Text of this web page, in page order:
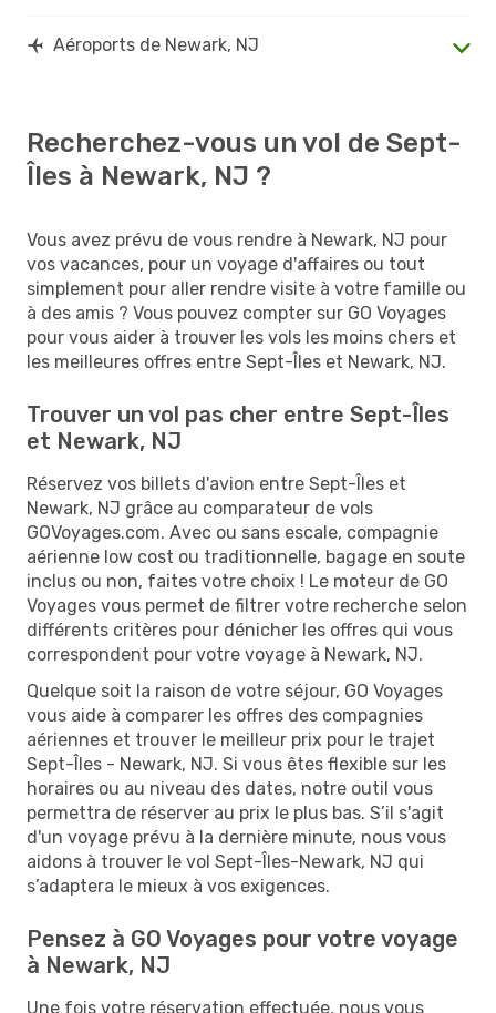
Aéroports de Newark, NJ
Recherchez-vous un vol de Sept-
Îles à Newark, NJ ?
Vous avez prévu de vous rendre à Newark, NJ pour
vos vacances, pour un voyage d'affaires ou tout
simplement pour aller rendre visite à votre famille ou
à des amis ? Vous pouvez compter sur GO Voyages
pour vous aider à trouver les vols les moins chers et
les meilleures offres entre Sept-Îles et Newark, NJ.
Trouver un vol pas cher entre Sept-Îles
et Newark, NJ
Réservez vos billets d'avion entre Sept-Îles et
Newark, NJ grâce au comparateur de vols
GOVoyages.com. Avec ou sans escale, compagnie
aérienne low cost ou traditionnelle, bagage en soute
inclus ou non, faites votre choix ! Le moteur de GO
Voyages vous permet de filtrer votre recherche selon
différents critères pour dénicher les offres qui vous
correspondent pour votre voyage à Newark, NJ.
Quelque soit la raison de votre séjour, GO Voyages
vous aide à comparer les offres des compagnies
aériennes et trouver le meilleur prix pour le trajet
Sept-Îles - Newark, NJ. Si vous êtes flexible sur les
horaires ou au niveau des dates, notre outil vous
permettra de réserver au prix le plus bas. S’il s'agit
d'un voyage prévu à la dernière minute, nous vous
aidons à trouver le vol Sept-Îles-Newark, NJ qui
s’adaptera le mieux à vos exigences.
Pensez à GO Voyages pour votre voyage
à Newark, NJ
Une fois votre réservation effectuée, nous vous